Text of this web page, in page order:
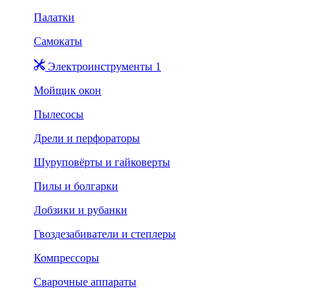
Палатки
Самокаты
Электроинструменты 1
Мойщик окон
Пылесосы
Дрели и перфораторы
Шуруповёрты и гайковерты
Пилы и болгарки
Лобзики и рубанки
Гвоздезабиватели и степлеры
Компрессоры
Сварочные аппараты